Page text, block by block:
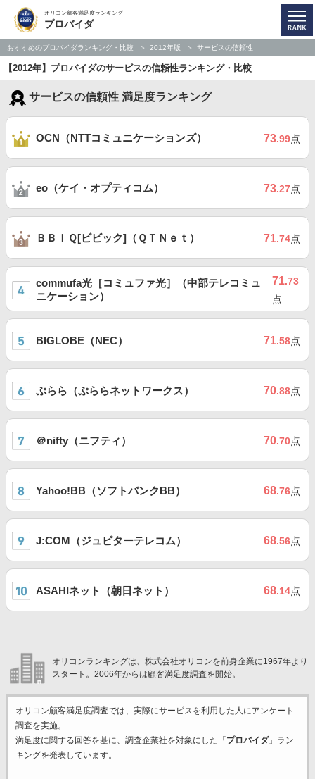
オリコン顧客満足度ランキング
プロバイダ
おすすめのプロバイダランキング・比較 2012年版 サービスの信頼性
【2012年】プロバイダのサービスの信頼性ランキング・比較
サービスの信頼性 満足度ランキング
OCN（NTTコミュニケーションズ） 73.99点
eo（ケイ・オプティコム） 73.27点
ＢＢＩＱ[ビビック]（ＱＴＮｅｔ） 71.74点
commufa光［コミュファ光］（中部テレコミュ
ニケーション）
71.73
点
BIGLOBE（NEC） 71.58点
ぷらら（ぷららネットワークス） 70.88点
＠nifty（ニフティ） 70.70点
Yahoo!BB（ソフトバンクBB） 68.76点
J:COM（ジュピターテレコム） 68.56点
ASAHIネット（朝日ネット） 68.14点
オリコンランキングは、株式会社オリコンを前身企業に1967年より
スタート。2006年からは顧客満足度調査を開始。
オリコン顧客満足度調査では、実際にサービスを利用した 人にアンケート
調査を実施。
満足度に関する回答を基に、調査企業社を対象にした「 プロバイダ」ラン
キングを発表しています。